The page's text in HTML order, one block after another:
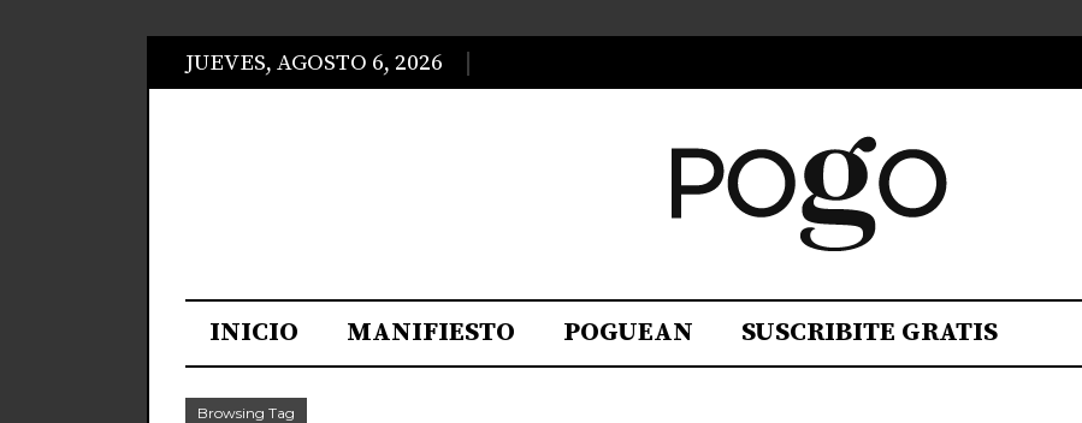
JUEVES, AGOSTO 6, 2026
INICIO MANIFIESTO POGUEAN SUSCRIBITE GRATIS
Browsing Tag